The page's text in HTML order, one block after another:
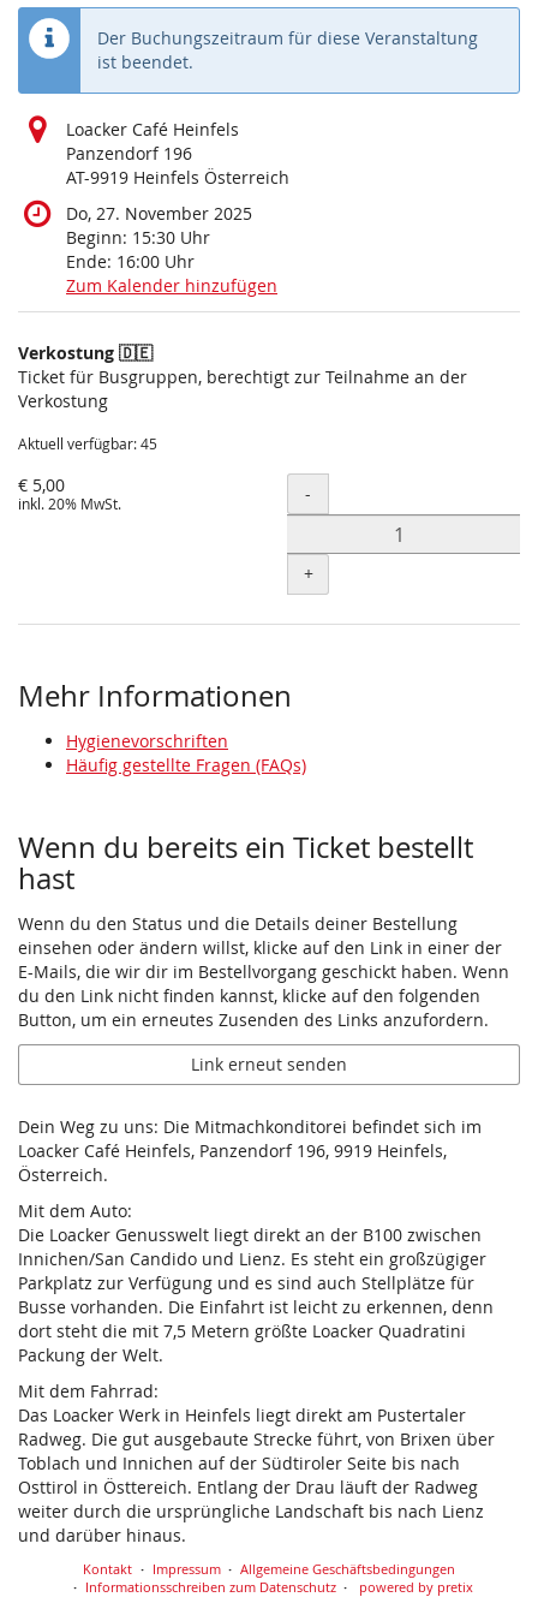
Der Buchungszeitraum für diese Veranstaltung
ist beendet.
Loacker Café Heinfels
Panzendorf 196
AT-9919 Heinfels Österreich
Do, 27. November 2025
Beginn: 15:30 Uhr
Ende: 16:00 Uhr
Zum Kalender hinzufügen
Produkte
Unkategorisierte
Produkte
Verkostung 🇩🇪
Ticket für Busgruppen, berechtigt zur Teilnahme an der
Verkostung
Aktuell verfügbar: 45
€ 5,00
inkl. 20% MwSt. Menge
-
+
Mehr Informationen
Hygienevorschriften
Häufig gestellte Fragen (FAQs)
Wenn du bereits ein Ticket bestellt
hast
Wenn du den Status und die Details deiner Bestellung
einsehen oder ändern willst, klicke auf den Link in einer der
E-Mails, die wir dir im Bestellvorgang geschickt haben. Wenn
du den Link nicht finden kannst, klicke auf den folgenden
Button, um ein erneutes Zusenden des Links anzufordern.
Link erneut senden
Dein Weg zu uns: Die Mitmachkonditorei befindet sich im
Loacker Café Heinfels, Panzendorf 196, 9919 Heinfels,
Österreich.
Mit dem Auto:
Die Loacker Genusswelt liegt direkt an der B100 zwischen
Innichen/San Candido und Lienz. Es steht ein großzügiger
Parkplatz zur Verfügung und es sind auch Stellplätze für
Busse vorhanden. Die Einfahrt ist leicht zu erkennen, denn
dort steht die mit 7,5 Metern größte Loacker Quadratini
Packung der Welt.
Mit dem Fahrrad:
Das Loacker Werk in Heinfels liegt direkt am Pustertaler
Radweg. Die gut ausgebaute Strecke führt, von Brixen über
Toblach und Innichen auf der Südtiroler Seite bis nach
Osttirol in Östtereich. Entlang der Drau läuft der Radweg
weiter durch die ursprüngliche Landschaft bis nach Lienz
und darüber hinaus.
Kontakt Impressum
Allgemeine Geschäftsbedingungen
Informationsschreiben zum Datenschutz
powered by pretix